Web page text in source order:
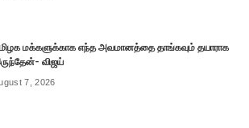
மக்களுக்காக எந்த அவமானத்தை தாங்கவும் தயாராக
விஜய்
7, 2026